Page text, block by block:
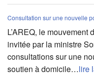
Consultation sur une nouvelle
L’AREQ, le
invitée par la ministre
consultations sur une
soutien à domicile…lire